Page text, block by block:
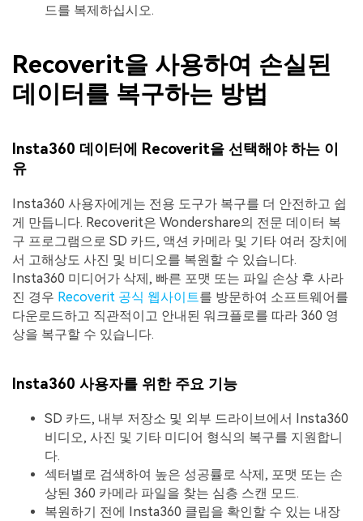
드를 복제하십시오.
Recoverit을 사용하여 손실된
데이터를 복구하는 방법
Insta360 데이터에 Recoverit을 선택해야 하는 이
유
Insta360 사용자에게는 전용 도구가 복구를 더 안전하고 쉽
게 만듭니다. Recoverit은 Wondershare의 전문 데이터 복
구 프로그램으로 SD 카드, 액션 카메라 및 기타 여러 장치에
서 고해상도 사진 및 비디오를 복원할 수 있습니다.
Insta360 미디어가 삭제, 빠른 포맷 또는 파일 손상 후 사라
진 경우 Recoverit 공식 웹사이트를 방문하여 소프트웨어를
다운로드하고 직관적이고 안내된 워크플로를 따라 360 영
상을 복구할 수 있습니다.
Insta360 사용자를 위한 주요 기능
SD 카드, 내부 저장소 및 외부 드라이브에서 Insta360
비디오, 사진 및 기타 미디어 형식의 복구를 지원합니
다.
섹터별로 검색하여 높은 성공률로 삭제, 포맷 또는 손
상된 360 카메라 파일을 찾는 심층 스캔 모드.
복원하기 전에 Insta360 클립을 확인할 수 있는 내장